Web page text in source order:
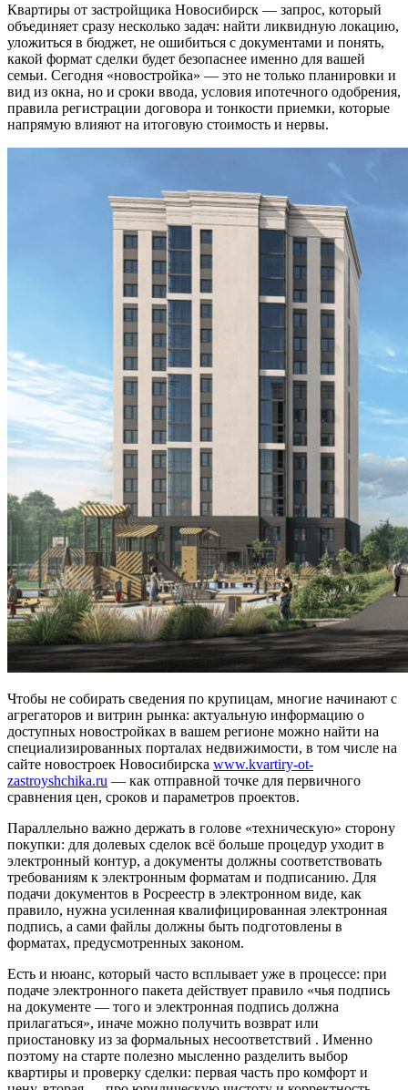
Квартиры от застройщика Новосибирск — запрос, который
объединяет сразу несколько задач: найти ликвидную локацию,
уложиться в бюджет, не ошибиться с документами и понять,
какой формат сделки будет безопаснее именно для вашей
семьи. Сегодня «новостройка» — это не только планировки и
вид из окна, но и сроки ввода, условия ипотечного одобрения,
правила регистрации договора и тонкости приемки, которые
напрямую влияют на итоговую стоимость и нервы.
Чтобы не собирать сведения по крупицам, многие начинают с
агрегаторов и витрин рынка: актуальную информацию о
доступных новостройках в вашем регионе можно найти на
специализированных порталах недвижимости, в том числе на
сайте новостроек Новосибирска www.kvartiry-ot-
zastroyshchika.ru — как отправной точке для первичного
сравнения цен, сроков и параметров проектов.
Параллельно важно держать в голове «техническую» сторону
покупки: для долевых сделок всё больше процедур уходит в
электронный контур, а документы должны соответствовать
требованиям к электронным форматам и подписанию. Для
подачи документов в Росреестр в электронном виде, как
правило, нужна усиленная квалифицированная электронная
подпись, а сами файлы должны быть подготовлены в
форматах, предусмотренных законом.
Есть и нюанс, который часто всплывает уже в процессе: при
подаче электронного пакета действует правило «чья подпись
на документе — того и электронная подпись должна
прилагаться», иначе можно получить возврат или
приостановку из за формальных несоответствий . Именно
поэтому на старте полезно мысленно разделить выбор
квартиры и проверку сделки: первая часть про комфорт и